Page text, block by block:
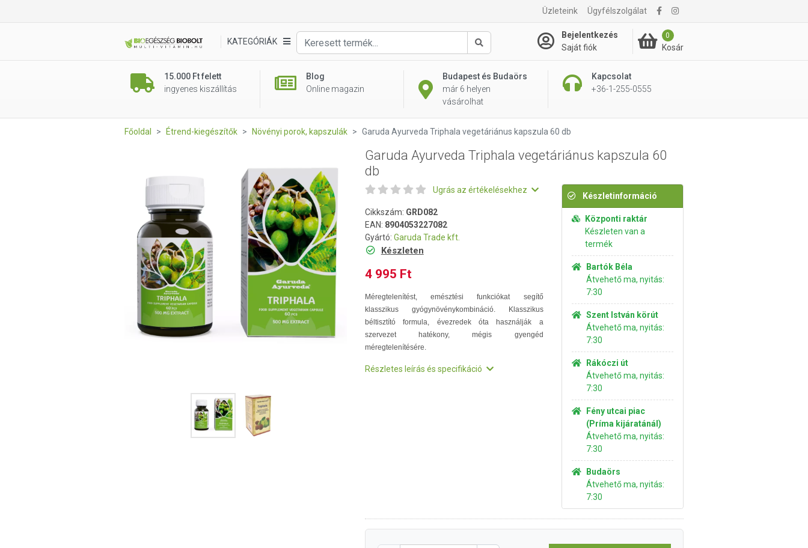
Üzleteink Ügyfélszolgálat
KATEGÓRIÁK
Keresés
Bejelentkezés
Saját fiók
0
Kosár
15.000 Ft felett
ingyenes kiszállítás
Blog
Online magazin
Budapest és Budaörs
már 6 helyen
vásárolhat
Kapcsolat
+36-1-255-0555
4 995 Ft Kosárba rakom
Főoldal Étrend-kiegészítők Növényi porok, kapszulák Garuda Ayurveda Triphala vegetáriánus kapszula 60 db
Garuda Ayurveda Triphala vegetáriánus kapszula 60
db
Ugrás az értékelésekhez
Cikkszám: GRD082
EAN: 8904053227082
Gyártó: Garuda Trade kft.
Készleten
4 995 Ft
Méregtelenítést, emésztési funkciókat segítő
klasszikus gyógynövénykombináció. Klasszikus
béltisztító formula, évezredek óta használják a
szervezet hatékony, mégis gyengéd
méregtelenítésére.
Részletes leírás és specifikáció
Készletinformáció
Központi raktár
Készleten van a
termék
Bartók Béla
Átvehető ma, nyitás:
7:30
Szent István körút
Átvehető ma, nyitás:
7:30
Rákóczi út
Átvehető ma, nyitás:
7:30
Fény utcai piac
(Príma kijáratánál)
Átvehető ma, nyitás:
7:30
Budaörs
Átvehető ma, nyitás:
7:30